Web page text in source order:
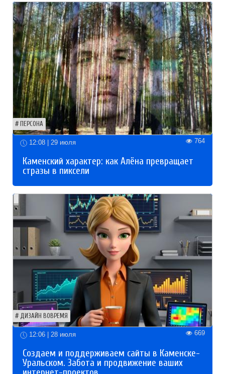
ПЕРСОНА
12:08 | 29 июля 764
Каменский характер: как Алёна превращает
стразы в пиксели
ДИЗАЙН ВОВРЕМЯ
12:06 | 28 июля 669
Создаем и поддерживаем сайты в Каменске-
Уральском. Забота и продвижение ваших